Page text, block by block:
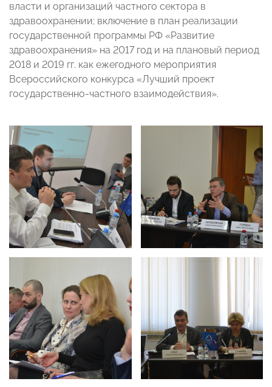
власти и организаций частного сектора в
здравоохранении; включение в план реализации
государственной программы РФ «Развитие
здравоохранения» на 2017 год и на плановый период
2018 и 2019 гг. как ежегодного мероприятия
Всероссийского конкурса «Лучший проект
государственно-частного взаимодействия».